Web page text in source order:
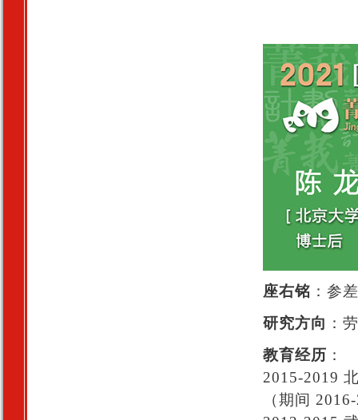
座右铭 ：参
研究方向 ：
教育经历 ：
2015-2019
（期间